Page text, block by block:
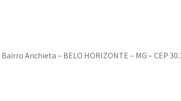
Anchieta – BELO HORIZONTE – MG – CEP